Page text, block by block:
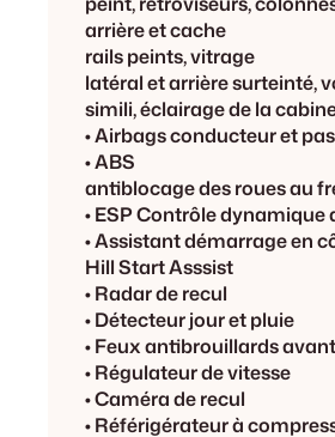
arrière et cache
rails peints, vitrage
latéral et arrière surteinté,
simili, éclairage de la
• Airbags conducteur et
• ABS
antiblocage des roues au
• ESP Contrôle
• Assistant démarrage en
Hill Start Asssist
• Radar de recul
• Détecteur jour et pluie
• Feux antibrouillards avant
• Régulateur de vitesse
• Caméra de recul
• Référigérateur à